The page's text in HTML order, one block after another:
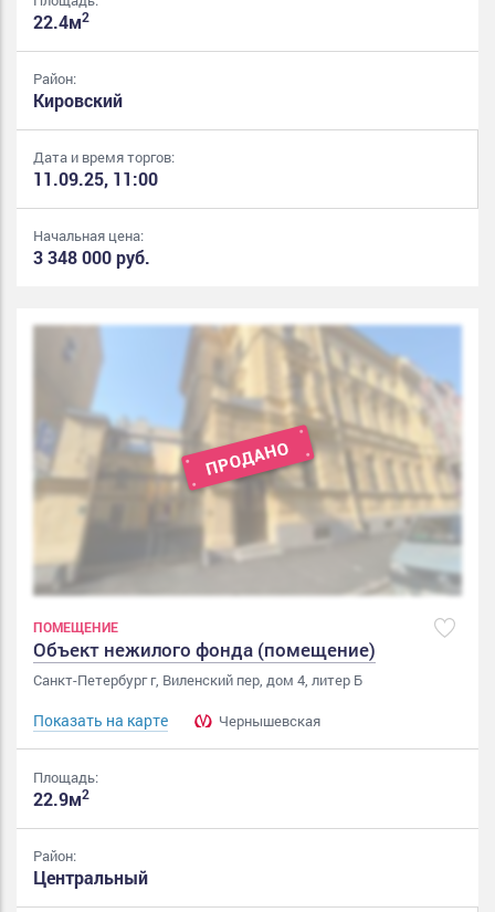
22.4м2
Район:
Кировский
Дата и время торгов:
11.09.25, 11:00
Начальная цена:
3 348 000 руб.
ПОМЕЩЕНИЕ
Объект нежилого фонда (помещение)
Санкт-Петербург г, Виленский пер, дом 4, литер Б
Показать на карте Чернышевская
Площадь:
22.9м2
Район:
Центральный